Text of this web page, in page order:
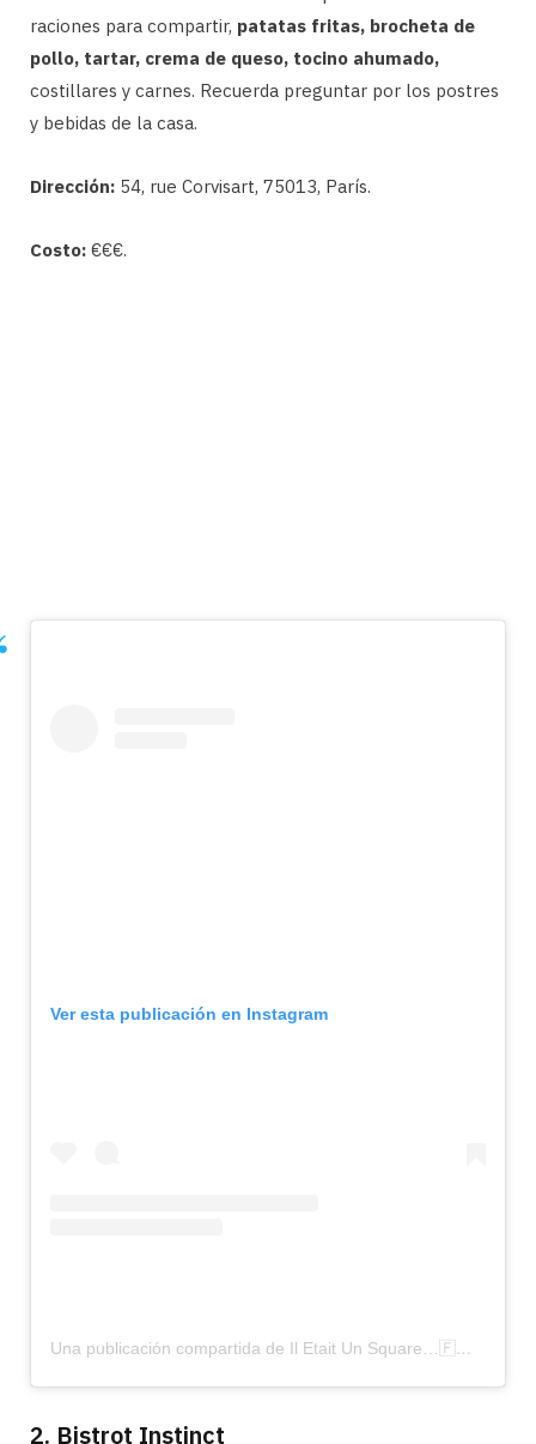
raciones para compartir, patatas fritas, brocheta de
pollo, tartar, crema de queso, tocino ahumado,
costillares y carnes. Recuerda preguntar por los postres
y bebidas de la casa.
Dirección: 54, rue Corvisart, 75013, París.
Costo: €€€.
Ver esta publicación en Instagram
Una publicación compartida de Il Etait Un Square…🇫🇷🍔😎 (@il_etait_un_square)
2. Bistrot Instinct